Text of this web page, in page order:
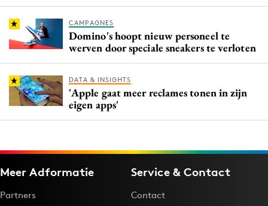
CAMPAGNES
Domino's hoopt nieuw personeel te
werven door speciale sneakers te verloten
DATA & INSIGHTS
'Apple gaat meer reclames tonen in zijn
eigen apps'
Meer Adformatie
Partners
Service & Contact
Contact